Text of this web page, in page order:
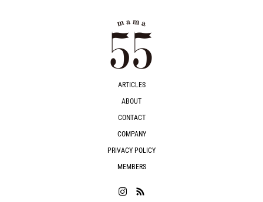
ARTICLES
ABOUT
CONTACT
COMPANY
PRIVACY POLICY
MEMBERS